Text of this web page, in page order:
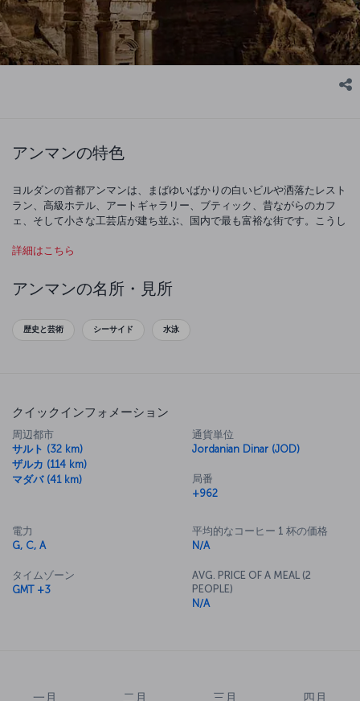
アンマンの特色
ヨルダンの首都アンマンは、まばゆいばかりの白いビルや洒落たレスト
ラン、高級ホテル、アートギャラリー、ブティック、昔ながらのカフ
ェ、そして小さな工芸店が建ち並ぶ、国内で最も富裕な街です。こうし
らしています。街の片側には緑の丘、そしてもう片側には砂漠が広がり
を創造しているのです。
詳細はこちら
アンマンの名所・見所
歴史と芸術 シーサイド 水泳
クイックインフォメーション
周辺都市
サルト (32 km)
ザルカ (114 km)
マダバ (41 km)
通貨単位
Jordanian Dinar (JOD)
局番
+962
電力
G, C, A
タイムゾーン
GMT +3
平均的なコーヒー 1 杯の価格
N/A
AVG. PRICE OF A MEAL (2
PEOPLE)
N/A
一月 二月 三月 四月